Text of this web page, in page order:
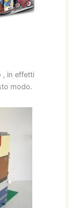
, in effetti
modo.